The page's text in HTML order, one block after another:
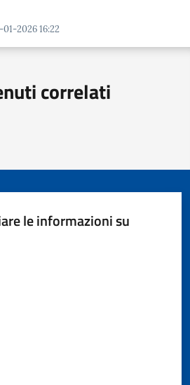
01-2026 16:22
correlati
le informazioni su